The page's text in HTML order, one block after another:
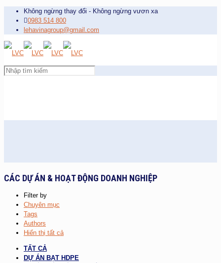
Không ngừng thay đổi - Không ngừng vươn xa
0983 514 800
lehavinagroup@gmail.com
CÁC DỰ ÁN & HOẠT ĐỘNG DOANH NGHIỆP
Filter by
Chuyên mục
Tags
Authors
Hiển thị tất cả
TẤT CẢ
DỰ ÁN BẠT HDPE